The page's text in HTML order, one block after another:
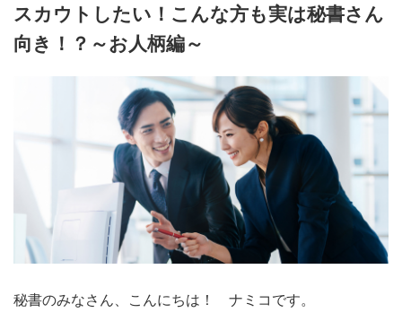
スカウトしたい！こんな方も実は秘書さん
向き！？～お人柄編～
秘書のみなさん、こんにちは！ ナミコです。